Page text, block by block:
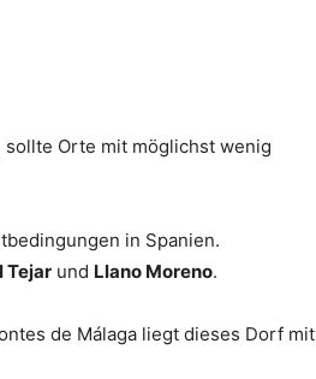
sollte Orte mit möglichst wenig
in Spanien.
Tejar und Llano Moreno.
de Málaga liegt dieses Dorf mit